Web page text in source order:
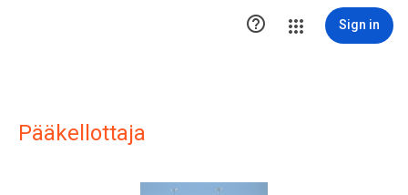
 Sign in
Pääkellottaja